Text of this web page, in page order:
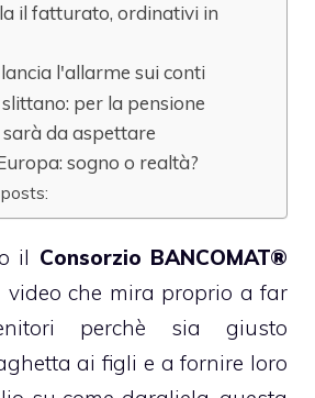
il fatturato, ordinativi in
l'allarme sui conti
per la pensione
da aspettare
sogno o realtà?
il Consorzio BANCOMAT®
che mira proprio a far
perchè sia giusto
ai figli e a fornire loro